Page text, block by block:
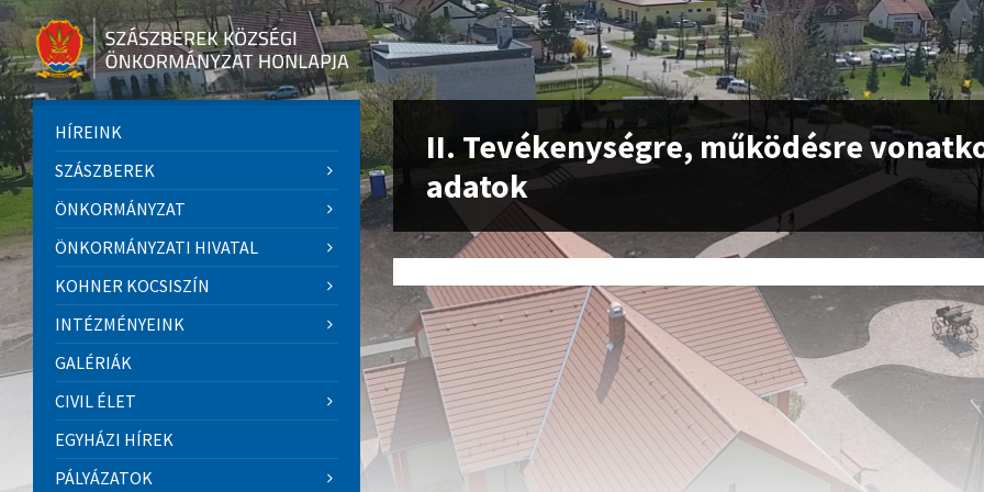
II. Tevékenységre, működésre
adatok
HÍREINK
SZÁSZBEREK
ÖNKORMÁNYZAT
ÖNKORMÁNYZATI HIVATAL
KOHNER KOCSISZÍN
INTÉZMÉNYEINK
GALÉRIÁK
CIVIL ÉLET
EGYHÁZI HÍREK
PÁLYÁZATOK